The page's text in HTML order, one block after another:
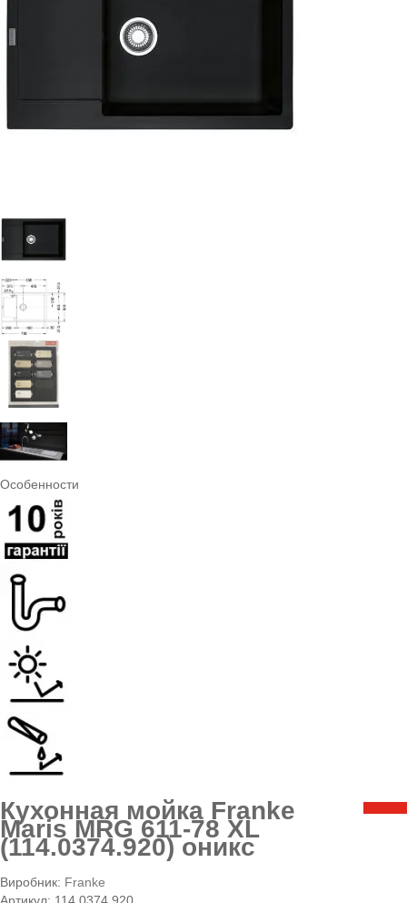
Особенности
Кухонная мойка Franke
Maris MRG 611-78 XL
(114.0374.920) оникс
Виробник: Franke